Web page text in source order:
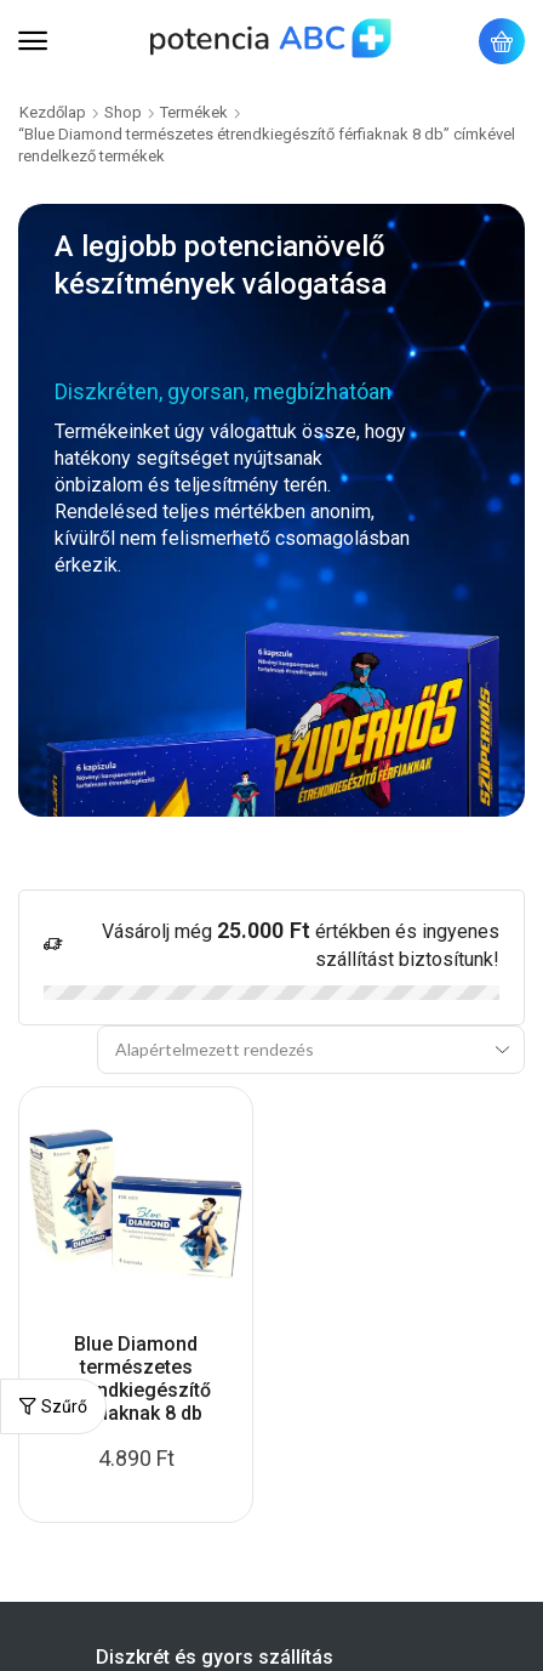
Kezdőlap Shop
Termékek
“Blue Diamond természetes étrendkiegészítő férfiaknak 8 db” címkével
rendelkező termékek
A legjobb potencianövelő
készítmények válogatása
Diszkréten, gyorsan, megbízhatóan
Termékeinket úgy válogattuk össze, hogy
hatékony segítséget nyújtsanak
önbizalom és teljesítmény terén.
Rendelésed teljes mértékben anonim,
kívülről nem felismerhető csomagolásban
érkezik.
Szűrő
Vásárolj még 25.000 Ft értékben és ingyenes
szállítást biztosítunk!
Blue Diamond
természetes
étrendkiegészítő
férfiaknak 8 db
4.890 Ft
Diszkrét és gyors szállítás